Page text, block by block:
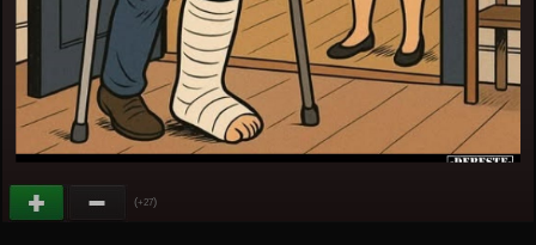
(+27)